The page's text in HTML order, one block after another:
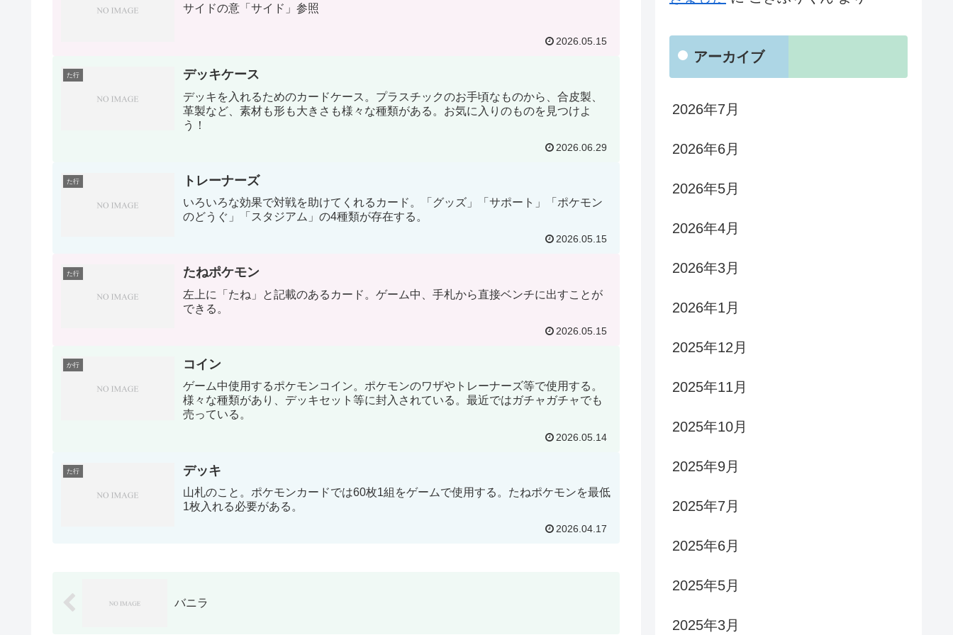
サイドの意「サイド」参照
2026.05.15
た行 デッキケース
デッキを入れるためのカードケース。プラスチックのお手頃なものから、合皮製、
革製など、素材も形も大きさも様々な種類がある。お気に入りのものを見つけよ
う！
2026.06.29
た行 トレーナーズ
いろいろな効果で対戦を助けてくれるカード。「グッズ」「サポート」「ポケモン
のどうぐ」「スタジアム」の4種類が存在する。
2026.05.15
た行 たねポケモン
左上に「たね」と記載のあるカード。ゲーム中、手札から直接ベンチに出すことが
できる。
2026.05.15
か行 コイン
ゲーム中使用するポケモンコイン。ポケモンのワザやトレーナーズ等で使用する。
様々な種類があり、デッキセット等に封入されている。最近ではガチャガチャでも
売っている。
2026.05.14
た行 デッキ
山札のこと。ポケモンカードでは60枚1組をゲームで使用する。たねポケモンを最低
1枚入れる必要がある。
2026.04.17
バニラ
アーカイブ
2026年7月
2026年6月
2026年5月
2026年4月
2026年3月
2026年1月
2025年12月
2025年11月
2025年10月
2025年9月
2025年7月
2025年6月
2025年5月
2025年3月